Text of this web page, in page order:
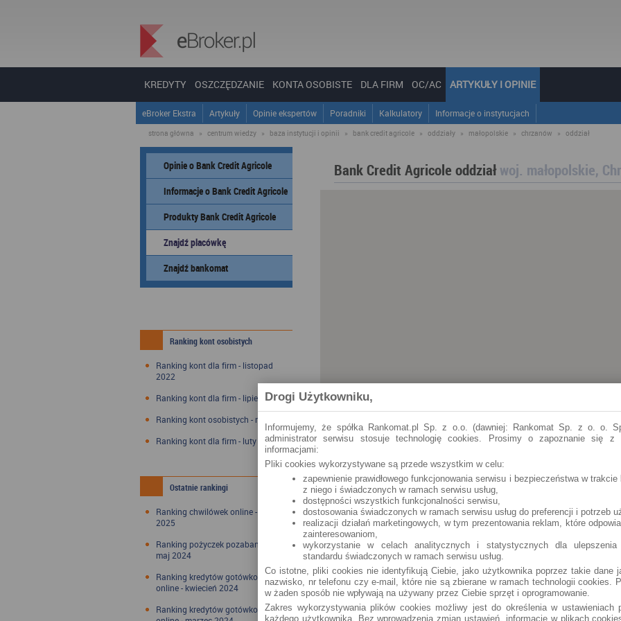
KREDYTY OSZCZĘDZANIE KONTA OSOBISTE DLA FIRM OC/AC ARTYKUŁY I OPINIE
eBroker Ekstra Artykuły Opinie ekspertów Poradniki Kalkulatory Informacje o instytucjach
strona główna » centrum wiedzy » baza instytucji i opinii » bank credit agricole » oddziały » małopolskie » chrzanów » oddział
Opinie o Bank Credit Agricole
Informacje o Bank Credit Agricole
Produkty Bank Credit Agricole
Znajdź placówkę
Znajdź bankomat
Ranking kont osobistych
Ranking kont dla firm - listopad
2022
Ranking kont dla firm - lipiec 2022
Ranking kont osobistych - maj 2022
Ranking kont dla firm - luty 2022
Ostatnie rankingi
Ranking chwilówek online - styczeń
2025
Ranking pożyczek pozabankowych -
maj 2024
Ranking kredytów gotówkowych
online - kwiecień 2024
Ranking kredytów gotówkowych
Bank Credit Agricole oddziałwoj. małopolskie,
Drogi Użytkowniku,
Informujemy, że spółka Rankomat.pl Sp. z o.o. (dawniej: Rankomat Sp. z o. o.
administrator serwisu stosuje technologię cookies. Prosimy o zapoznanie się z
informacjami:
Pliki cookies wykorzystywane są przede wszystkim w celu:
zapewnienie prawidłowego funkcjonowania serwisu i bezpieczeństwa w
z niego i świadczonych w ramach serwisu usług,
dostępności wszystkich funkcjonalności serwisu,
dostosowania świadczonych w ramach serwisu usług do preferencji i potrzeb
realizacji działań marketingowych, w tym prezentowania reklam, które
zainteresowaniom,
wykorzystanie w celach analitycznych i statystycznych dla
standardu świadczonych w ramach serwisu usług.
Co istotne, pliki cookies nie identyfikują Ciebie, jako użytkownika poprzez takie dane
nazwisko, nr telefonu czy e-mail, które nie są zbierane w ramach technologii cookies.
w żaden sposób nie wpływają na używany przez Ciebie sprzęt i oprogramowanie.
Zakres wykorzystywania plików cookies możliwy jest do określenia w ustawieniach
każdego użytkownika. Bez wprowadzenia zmian ustawień, informacje w plikach